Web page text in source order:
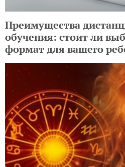
Преимущества
обучения: стоит ли
формат для вашего